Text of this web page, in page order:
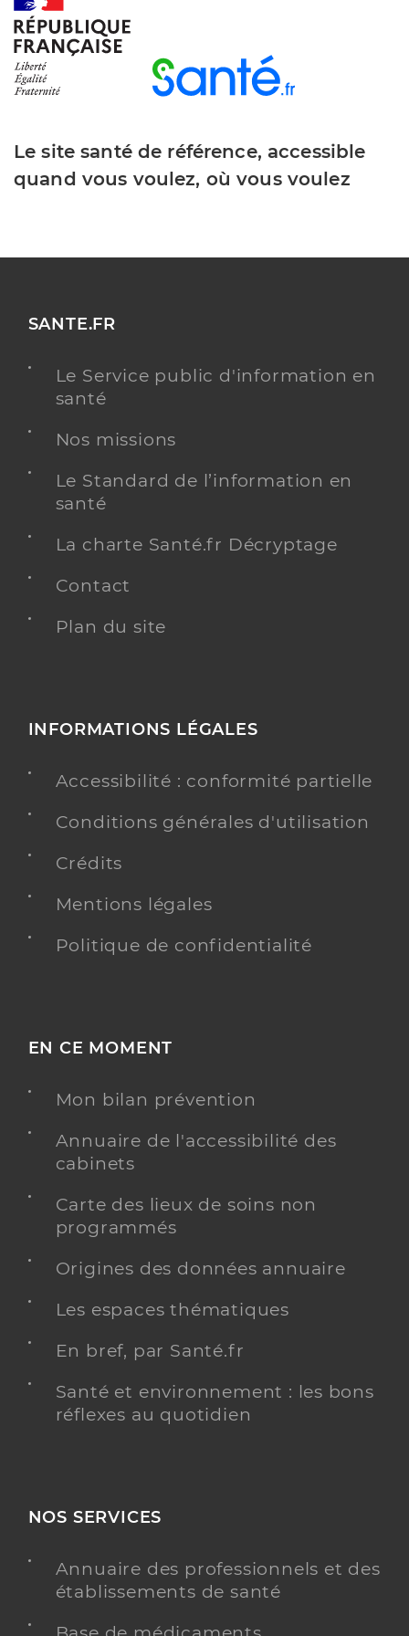
Le site santé de référence, accessible
quand vous voulez, où vous voulez
SANTE.FR
Le Service public d'information en
santé
Nos missions
Le Standard de l’information en
santé
La charte Santé.fr Décryptage
Contact
Plan du site
INFORMATIONS LÉGALES
Accessibilité : conformité partielle
Conditions générales d'utilisation
Crédits
Mentions légales
Politique de confidentialité
EN CE MOMENT
Mon bilan prévention
Annuaire de l'accessibilité des
cabinets
Carte des lieux de soins non
programmés
Origines des données annuaire
Les espaces thématiques
En bref, par Santé.fr
Santé et environnement : les bons
réflexes au quotidien
NOS SERVICES
Annuaire des professionnels et des
établissements de santé